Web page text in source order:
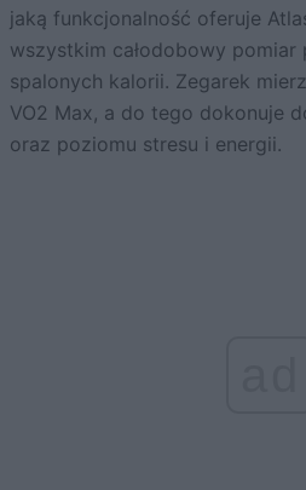
jaką funkcjonalność oferuje
wszystkim całodobowy pomiar
spalonych kalorii. Zegarek
VO2 Max, a do tego dokonuje
oraz poziomu stresu i energii.